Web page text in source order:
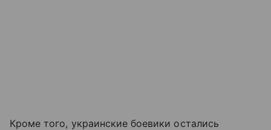
Кроме того, украинские боевики остались